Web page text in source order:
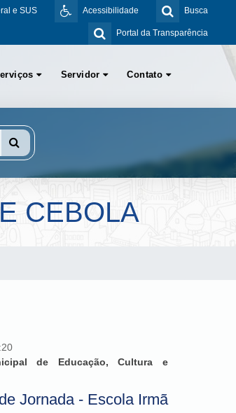
Busca
Acessibilidade
e SUS
Portal da Transparência
Servidor Contato
CEBOLA
de Educação, Cultura e
Jornada - Escola Irmã